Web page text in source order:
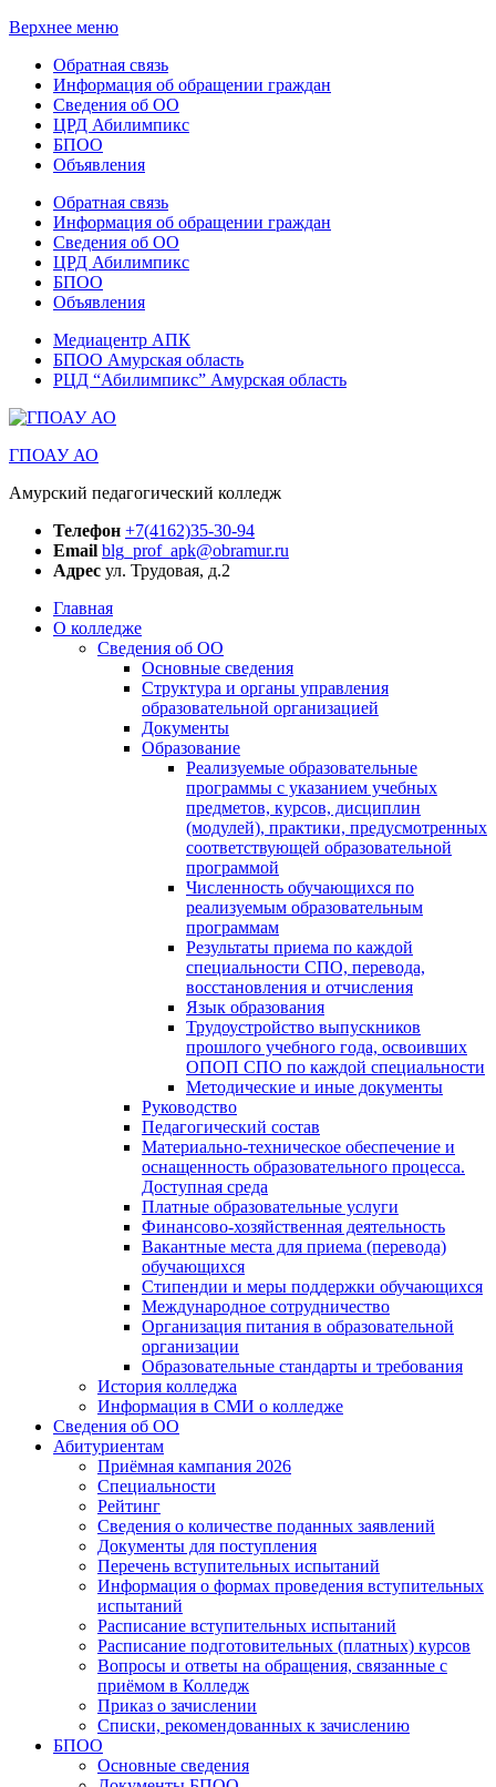
Верхнее меню
Обратная связь
Информация об обращении граждан
Сведения об ОО
ЦРД Абилимпикс
БПОО
Объявления
Обратная связь
Информация об обращении граждан
Сведения об ОО
ЦРД Абилимпикс
БПОО
Объявления
Медиацентр АПК
БПОО Амурская область
РЦД “Абилимпикс” Амурская область
ГПОАУ АО
Амурский педагогический колледж
Телефон +7(4162)35-30-94
Email blg_prof_apk@obramur.ru
Адрес ул. Трудовая, д.2
Главная
О колледже
Сведения об ОО
Основные сведения
Структура и органы управления
образовательной организацией
Документы
Образование
Реализуемые образовательные
программы с указанием учебных
предметов, курсов, дисциплин
(модулей), практики, предусмотренных
соответствующей образовательной
программой
Численность обучающихся по
реализуемым образовательным
программам
Результаты приема по каждой
специальности СПО, перевода,
восстановления и отчисления
Язык образования
Трудоустройство выпускников
прошлого учебного года, освоивших
ОПОП СПО по каждой специальности
Методические и иные документы
Руководство
Педагогический состав
Материально-техническое обеспечение и
оснащенность образовательного процесса.
Доступная среда
Платные образовательные услуги
Финансово-хозяйственная деятельность
Вакантные места для приема (перевода)
обучающихся
Стипендии и меры поддержки обучающихся
Международное сотрудничество
Организация питания в образовательной
организации
Образовательные стандарты и требования
История колледжа
Информация в СМИ о колледже
Сведения об ОО
Абитуриентам
Приёмная кампания 2026
Специальности
Рейтинг
Сведения о количестве поданных заявлений
Документы для поступления
Перечень вступительных испытаний
Информация о формах проведения вступительных
испытаний
Расписание вступительных испытаний
Расписание подготовительных (платных) курсов
Вопросы и ответы на обращения, связанные с
приёмом в Колледж
Приказ о зачислении
Списки, рекомендованных к зачислению
БПОО
Основные сведения